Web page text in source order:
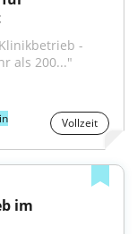
-
als 200..."
Vollzeit
im